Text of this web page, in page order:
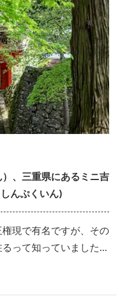
、三重県にあるミニ吉
んぷくいん)
現で有名ですが、その
って知っていました
れているんです！ そ